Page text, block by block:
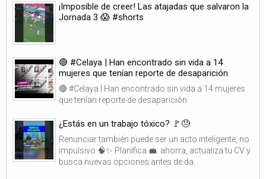
¡Imposible de creer! Las atajadas que salvaron la
Jornada 3 😱 #shorts
🔴 #Celaya | Han encontrado sin vida a 14
mujeres que tenían reporte de desaparición
🔴 #Celaya | Han encontrado sin vida a 14 mujeres
que tenían reporte de desaparición
¿Estás en un trabajo tóxico? 🚩😓
Renunciar también puede ser un acto inteligente, no
impulsivo 🧠✨ Planifica 💼: ahorra, actualiza tu CV y
busca nuevas opciones antes de da...